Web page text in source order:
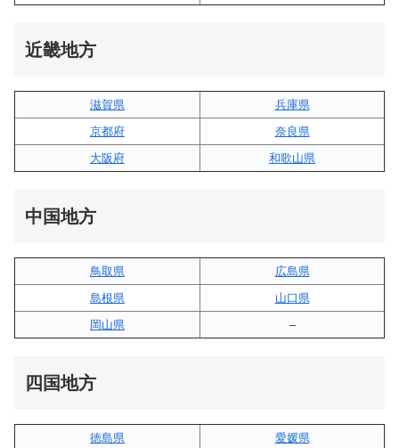
近畿地方
滋賀県
兵庫県
京都府
奈良県
大阪府
和歌山県
中国地方
鳥取県
広島県
島根県
山口県
岡山県
–
四国地方
徳島県
愛媛県